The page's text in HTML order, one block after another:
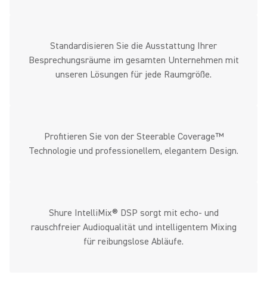
Standardisieren Sie die Ausstattung Ihrer
Besprechungsräume im gesamten Unternehmen mit
unseren Lösungen für jede Raumgröße.
Profitieren Sie von der Steerable Coverage™
Technologie und professionellem, elegantem Design.
Shure IntelliMix® DSP sorgt mit echo- und
rauschfreier Audioqualität und intelligentem Mixing
für reibungslose Abläufe.